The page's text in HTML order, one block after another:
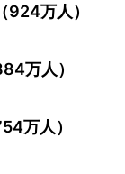
万人）
万人）
万人）